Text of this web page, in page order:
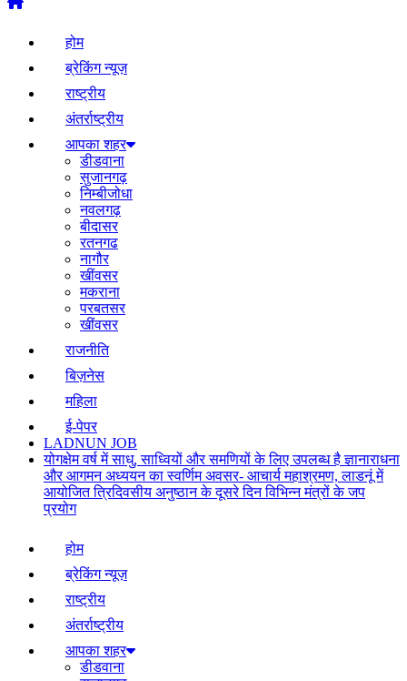
होम
ब्रेकिंग न्यूज़
राष्ट्रीय
अंतर्राष्ट्रीय
आपका शहर
डीडवाना
सुजानगढ़
निम्बीजोधा
नवलगढ़
बीदासर
रतनगढ
नागौर
खींवसर
मकराना
परबतसर
खींवसर
राजनीति
बिज़नेस
महिला
ई-पेपर
LADNUN JOB
योगक्षेम वर्ष में साधु, साध्वियों और समणियों के लिए उपलब्ध है ज्ञानाराधना
और आगमन अध्ययन का स्वर्णिम अवसर- आचार्य महाश्रमण, लाडनूं में
आयोजित त्रिदिवसीय अनुष्ठान के दूसरे दिन विभिन्न मंत्रों के जप
प्रयोग
होम
ब्रेकिंग न्यूज़
राष्ट्रीय
अंतर्राष्ट्रीय
आपका शहर
डीडवाना